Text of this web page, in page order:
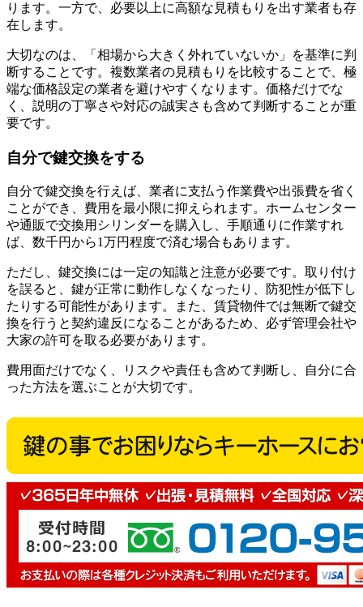
ります。一方で、必要以上に高額な見積もりを出す業者も存
在します。
大切なのは、「相場から大きく外れていないか」を基準に判
断することです。複数業者の見積もりを比較することで、極
端な価格設定の業者を避けやすくなります。価格だけでな
く、説明の丁寧さや対応の誠実さも含めて判断することが重
要です。
自分で鍵交換をする
自分で鍵交換を行えば、業者に支払う作業費や出張費を省く
ことができ、費用を最小限に抑えられます。ホームセンター
や通販で交換用シリンダーを購入し、手順通りに作業すれ
ば、数千円から1万円程度で済む場合もあります。
ただし、鍵交換には一定の知識と注意が必要です。取り付け
を誤ると、鍵が正常に動作しなくなったり、防犯性が低下し
たりする可能性があります。また、賃貸物件では無断で鍵交
換を行うと契約違反になることがあるため、必ず管理会社や
大家の許可を取る必要があります。
費用面だけでなく、リスクや責任も含めて判断し、自分に合
った方法を選ぶことが大切です。